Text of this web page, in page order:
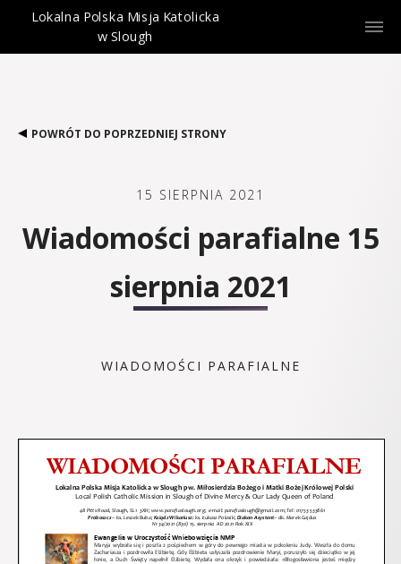
Lokalna Polska Misja Katolicka
w Slough
POWRÓT DO POPRZEDNIEJ STRONY
15 SIERPNIA 2021
Wiadomości parafialne 15
sierpnia 2021
WIADOMOŚCI PARAFIALNE